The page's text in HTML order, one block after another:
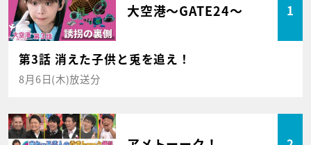
大空港～GATE24～ 1
第3話 消えた子供と兎を追え！
8月6日(木)放送分